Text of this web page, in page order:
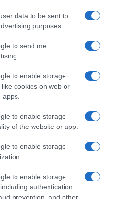
data to be sent to
purposes.
to send me
to enable storage
cookies on web or
to enable storage
of the website or app.
to enable storage
to enable storage
authentication
prevention, and other
igrišče v Vuzenici: Naj se
odštevanje do prvega servisa
začne
Brezplačna osvežitev: Skočite v
bazen v Slovenj Gradcu in na
Ravnah